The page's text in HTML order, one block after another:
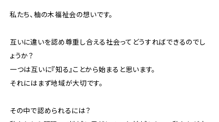
私たち、柚の木福祉会の想いです。
互いに違いを認め尊重し合える社会ってどうすればできるのでし
ょうか？
一つは互いに『知る』ことから始まると思います。
それにはまず地域が大切です。
その中で認められるには？